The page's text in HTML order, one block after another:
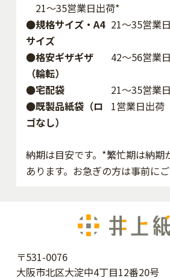
21～35営業日出荷*
●規格サイズ・A4
サイズ
21～35営業
●格安ギザギザ
（輪転）
42〜56営業
●宅配袋
21～35営業
●既製品紙袋（ロ
ゴなし）
1営業日出荷
納期は目安です。*繁忙期は納期
あります。お急ぎの方は事前にご
〒531-0076
大阪市北区大淀中4丁目12番20号